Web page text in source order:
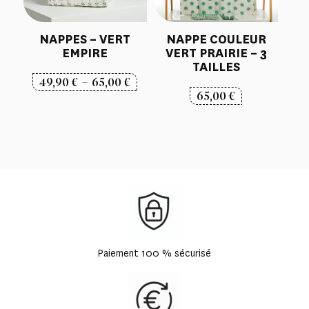
NAPPES – VERT
EMPIRE
49,90€ – 65,00€Plage
NAPPE COULEUR
VERT PRAIRIE – 3
TAILLES
65,00€
Paiement 100 % sécurisé